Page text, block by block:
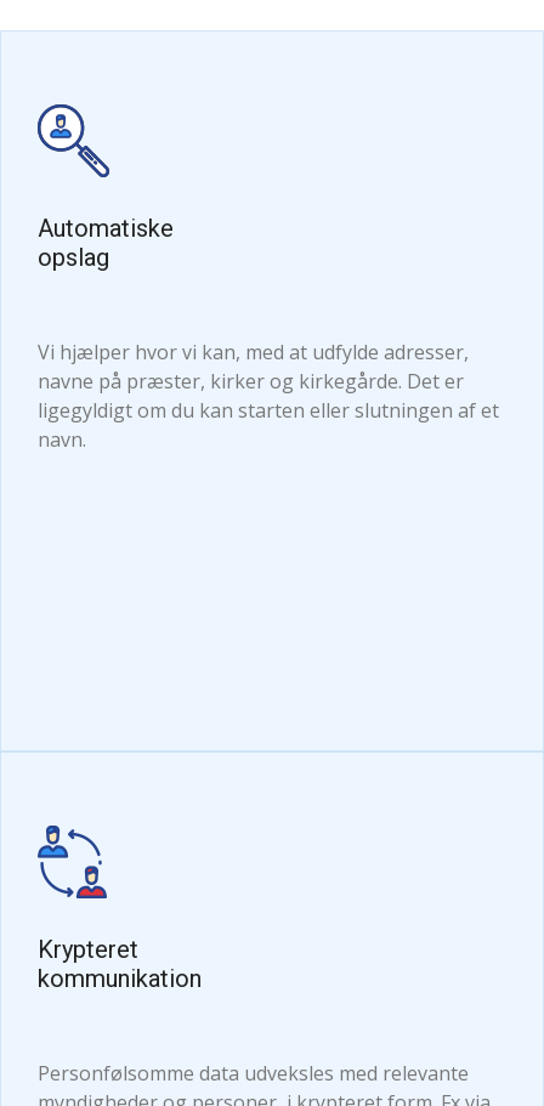
Automatiske
opslag
Vi hjælper hvor vi kan, med at udfylde adresser,
navne på præster, kirker og kirkegårde. Det er
ligegyldigt om du kan starten eller slutningen af et
navn.
Krypteret
kommunikation
Personfølsomme data udveksles med relevante